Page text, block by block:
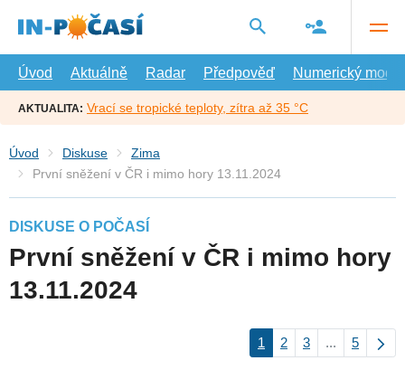
hlavní
Úvod
Aktuálně Radar Předpověď Numerický model
AKTUALITA: Vrací se tropické teploty, zítra až 35 °C
Úvod Diskuse
Zima
První sněžení v ČR i mimo hory 13.11.2024
DISKUSE O POČASÍ
První sněžení v ČR i mimo hory
13.11.2024
1 2 3 ... 5